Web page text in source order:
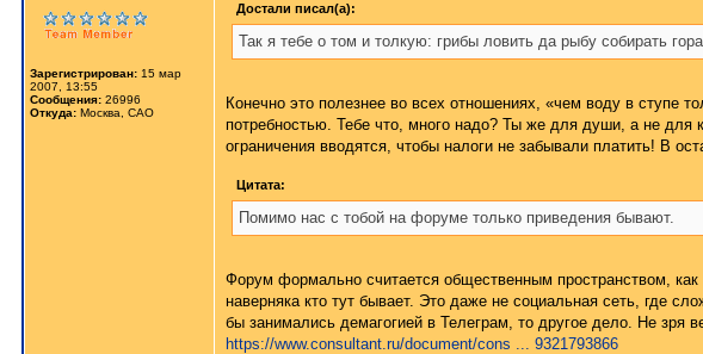
Зарегистрирован: 15 мар
2007, 13:55
Сообщения: 26996
Откуда: Москва, САО
Достали писал(а):
Так я тебе о том и толкую: грибы ловить да рыбу собирать
Конечно это полезнее во всех отношениях, «чем воду в ступе
потребностью. Тебе что, много надо? Ты же для души, а не для
ограничения вводятся, чтобы налоги не забывали платить! В
Цитата:
Помимо нас с тобой на форуме только приведения бывают.
Форум формально считается общественным пространством,
наверняка кто тут бывает. Это даже не социальная сеть, где
бы занимались демагогией в Телеграм, то другое дело. Не зря
https://www.consultant.ru/document/cons ... 9321793866